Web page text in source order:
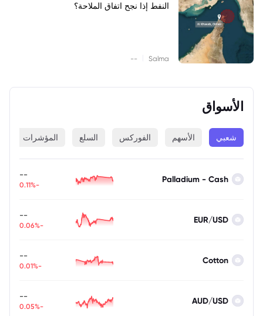
النفط إذا نجح اتفاق الملاحة؟
Salma
--
الأسواق
شعبي الأسهم الفوركس السلع المؤشرات
Palladium - Cash
--
-0.11%
EUR/USD
--
-0.06%
Cotton
--
-0.01%
AUD/USD
--
-0.05%